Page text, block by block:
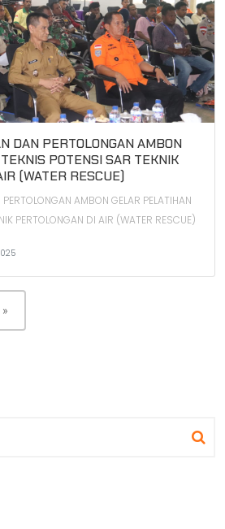
DAN PERTOLONGAN AMBON
POTENSI SAR TEKNIK
(WATER RESCUE)
AMBON GELAR PELATIHAN
PERTOLONGAN DI AIR (WATER RESCUE)